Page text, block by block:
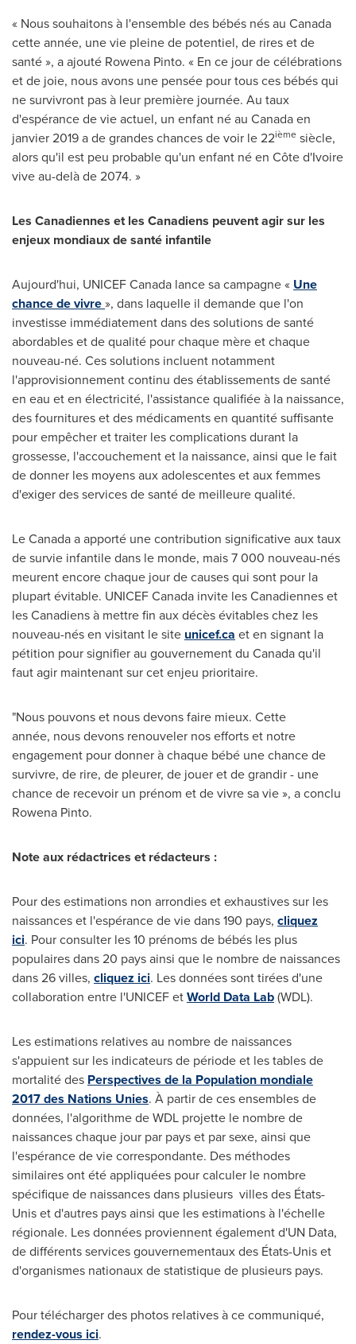
« Nous souhaitons à l'ensemble des bébés nés au Canada
cette année, une vie pleine de potentiel, de rires et de
santé », a ajouté Rowena Pinto. « En ce jour de célébrations
et de joie, nous avons une pensée pour tous ces bébés qui
ne survivront pas à leur première journée. Au taux
d'espérance de vie actuel, un enfant né au Canada en
janvier 2019 a de grandes chances de voir le 22ième siècle,
alors qu'il est peu probable qu'un enfant né en Côte d'Ivoire
vive au-delà de 2074. »
Les Canadiennes et les Canadiens peuvent agir sur les
enjeux mondiaux de santé infantile
Aujourd'hui, UNICEF Canada lance sa campagne « Une
chance de vivre», dans laquelle il demande que l'on
investisse immédiatement dans des solutions de santé
abordables et de qualité pour chaque mère et chaque
nouveau-né. Ces solutions incluent notamment
l'approvisionnement continu des établissements de santé
en eau et en électricité, l'assistance qualifiée à la naissance,
des fournitures et des médicaments en quantité suffisante
pour empêcher et traiter les complications durant la
grossesse, l'accouchement et la naissance, ainsi que le fait
de donner les moyens aux adolescentes et aux femmes
d'exiger des services de santé de meilleure qualité.
Le Canadaa apporté une contribution significative aux taux
de survie infantile dans le monde, mais 7 000 nouveau-nés
meurent encore chaque jour de causes qui sont pour la
plupart évitable. UNICEF Canada invite les Canadiennes et
les Canadiens à mettre fin aux décès évitables chez les
nouveau-nés en visitant le site unicef.ca et en signant la
pétition pour signifier au gouvernement du Canada qu'il
faut agir maintenant sur cet enjeu prioritaire.
"Nous pouvons et nous devons faire mieux. Cette
année, nous devons renouveler nos efforts et notre
engagement pour donner à chaque bébé une chance de
survivre, de rire, de pleurer, de jouer et de grandir - une
chance de recevoir un prénom et de vivre sa vie », a conclu
Rowena Pinto.
Note aux rédactrices et rédacteurs :
Pour des estimations non arrondies et exhaustives sur les
naissances et l'espérance de vie dans 190 pays, cliquez
ici. Pour consulter les 10 prénoms de bébés les plus
populaires dans 20 pays ainsi que le nombre de naissances
dans 26 villes, cliquez ici. Les données sont tirées d'une
collaboration entre l'UNICEF etWorld Data Lab(WDL).
Les estimations relatives au nombre de naissances
s'appuient sur les indicateurs de période et les tables de
mortalité des Perspectives de la Population mondiale
2017 des Nations Unies. À partir de ces ensembles de
données, l'algorithme de WDL projette le nombre de
naissances chaque jour par pays et par sexe, ainsi que
l'espérance de vie correspondante. Des méthodes
similaires ont été appliquées pour calculer le nombre
spécifique de naissances dans plusieurs villes des États-
Unis et d'autres pays ainsi que les estimations à l'échelle
régionale. Les données proviennent également d'UN Data,
de différents services gouvernementaux des États-Unis et
d'organismes nationaux de statistique de plusieurs pays.
Pour télécharger des photos relatives à ce communiqué,
rendez-vous ici.